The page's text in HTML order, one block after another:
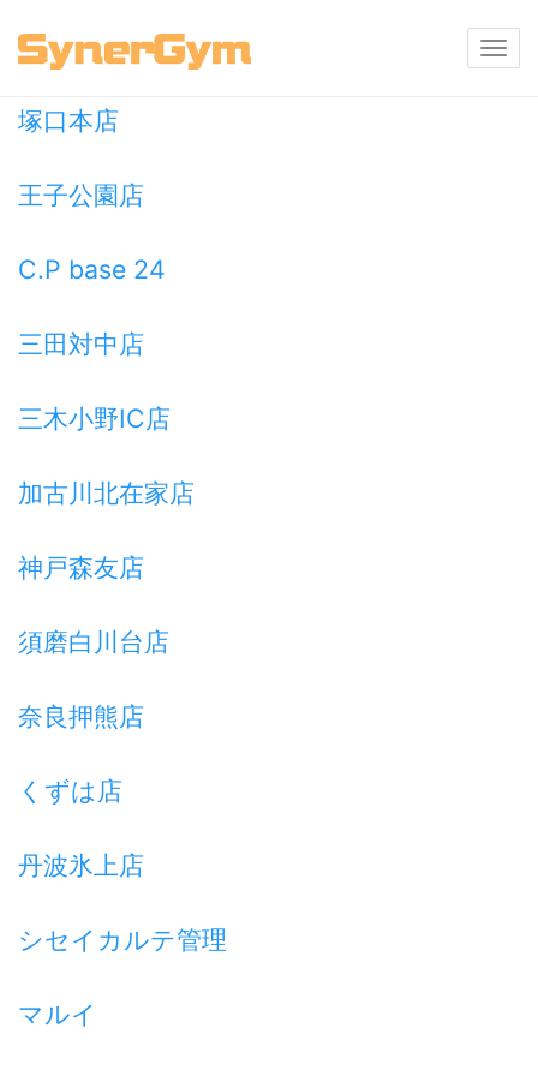
店舗選択
塚口本店
王子公園店
C.P base 24
三田対中店
三木小野IC店
加古川北在家店
神戸森友店
須磨白川台店
奈良押熊店
くずは店
丹波氷上店
シセイカルテ管理
マルイ